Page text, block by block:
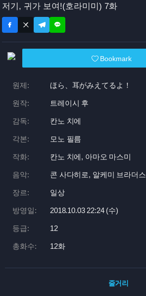
저기, 귀가 보여!(호라미미) 7화
Bookmark
원제: ほら、耳がみえてるよ！
원작: 트레이시 후
감독: 칸노 치에
각본: 모노 필름
작화: 칸노 치에, 아마오 마스미
음악: 콘 사다히로, 알케미 브라더스
장르: 일상
방영일: 2018.10.03 22:24 (수)
등급: 12
총화수: 12화
줄거리